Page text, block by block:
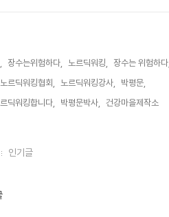
장수는위험하다, 노르딕워킹,
장수는 위험하다,
르딕워킹협회,
노르딕워킹강사,
박평문,
딕워킹합니다,
박평문박사, 건강마을제작소,
인기글